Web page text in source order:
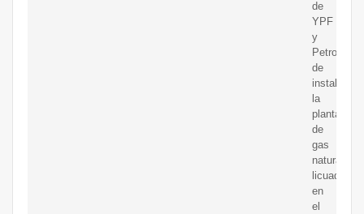
de
YPF
y
Petronas
de
instalar
la
planta
de
gas
natural
licuado
en
el